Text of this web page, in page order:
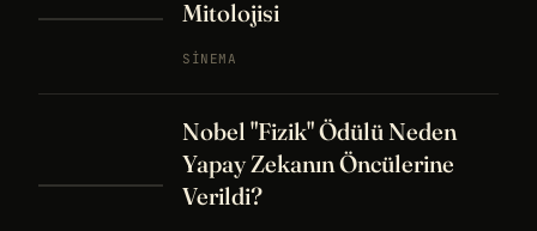
Mitolojisi
SINEMA
Nobel "Fizik" Ödülü Neden
Yapay Zekanın Öncülerine
Verildi?